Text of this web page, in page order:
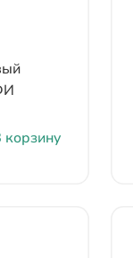
корзину